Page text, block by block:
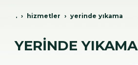
. hi̇zmetler yeri̇nde yikama
YERİNDE YIKAMA